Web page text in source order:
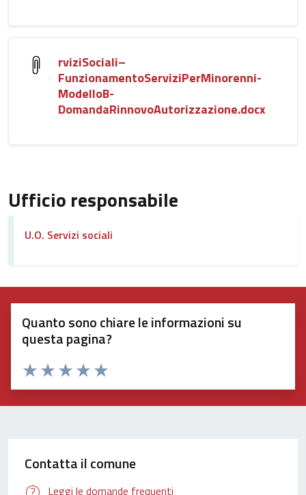
rviziSociali–
FunzionamentoServiziPerMinorenni-
ModelloB-
DomandaRinnovoAutorizzazione.docx
Ufficio responsabile
U.O. Servizi sociali
Quanto sono chiare le informazioni su
questa pagina?
Valuta 5 stelle su 5
Valuta 4 stelle su 5
Valuta 3 stelle su 5
Valuta 2 stelle su 5
Valuta 1 stelle su 5
Contatta il comune
Leggi le domande frequenti